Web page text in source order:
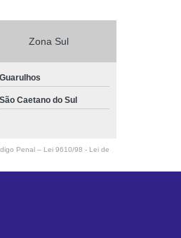
Zona Sul
Guarulhos
São Caetano do Sul
Penal – Lei 9610/98 - Lei de